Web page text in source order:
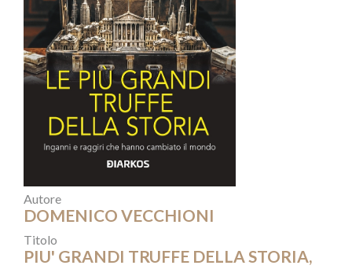
Autore
DOMENICO VECCHIONI
Titolo
PIU' GRANDI TRUFFE DELLA STORIA,